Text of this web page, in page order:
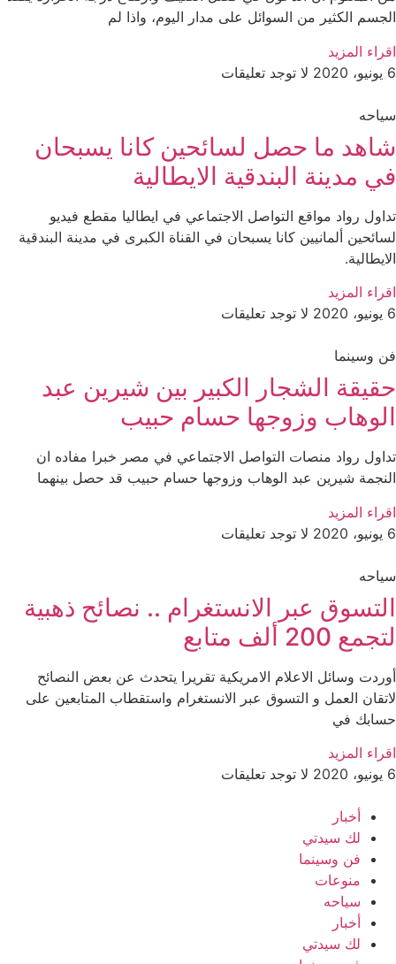
الجسم الكثير من السوائل على مدار اليوم، واذا لم
اقراء المزيد
6 يونيو، 2020
لا توجد تعليقات
سياحه
شاهد ما حصل لسائحين كانا يسبحان
في مدينة البندقية الايطالية
تداول رواد مواقع التواصل الاجتماعي في ايطاليا مقطع فيديو
لسائحين ألمانيين كانا يسبحان في القناة الكبرى في مدينة البندقية
الايطالية.
اقراء المزيد
6 يونيو، 2020
لا توجد تعليقات
فن وسينما
حقيقة الشجار الكبير بين شيرين عبد
الوهاب وزوجها حسام حبيب
تداول رواد منصات التواصل الاجتماعي في مصر خبرا مفاده ان
النجمة شيرين عبد الوهاب وزوجها حسام حبيب قد حصل بينهما
اقراء المزيد
6 يونيو، 2020
لا توجد تعليقات
سياحه
التسوق عبر الانستغرام .. نصائح ذهبية
لتجمع 200 ألف متابع
أوردت وسائل الاعلام الامريكية تقريرا يتحدث عن بعض النصائح
لاتقان العمل و التسوق عبر الانستغرام واستقطاب المتابعين على
حسابك في
اقراء المزيد
6 يونيو، 2020
لا توجد تعليقات
أخبار
لك سيدتي
فن وسينما
منوعات
سياحه
أخبار
لك سيدتي